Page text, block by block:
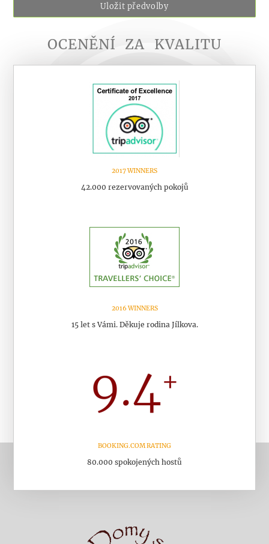
Uložit předvolby
OCENĚNÍ ZA KVALITU
2017 WINNERS
42.000 rezervovaných pokojů
2016 WINNERS
15 let s Vámi. Děkuje rodina Jílkova.
BOOKING.COM RATING
80.000 spokojených hostů